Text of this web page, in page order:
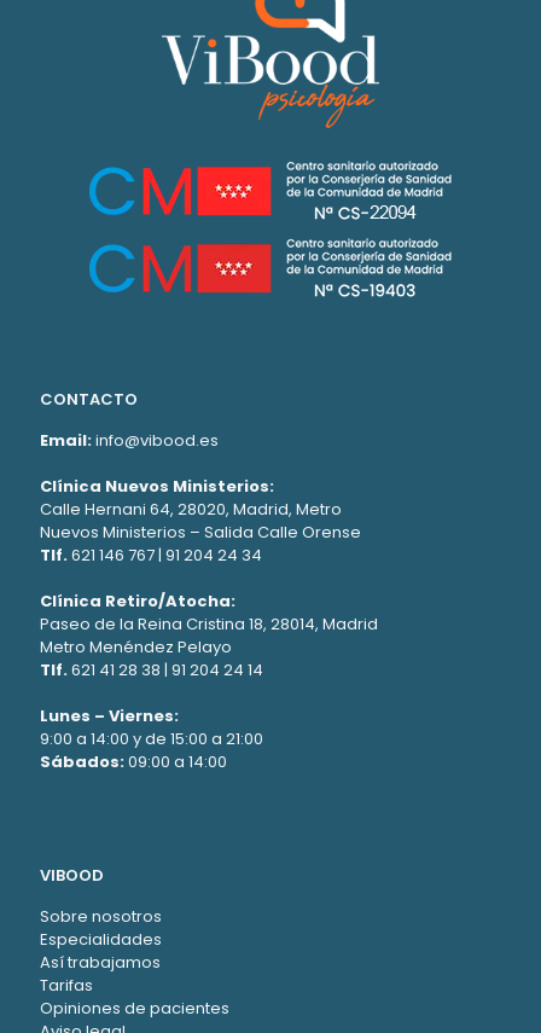
CONTACTO
Email:info@vibood.es
Clínica Nuevos Ministerios:
Calle Hernani 64, 28020, Madrid, Metro
Nuevos Ministerios – Salida Calle Orense
Tlf.621 146 767 | 91 204 24 34
Clínica Retiro/Atocha:
Paseo de la Reina Cristina 18, 28014, Madrid
Metro Menéndez Pelayo
Tlf.621 41 28 38 | 91 204 24 14
Lunes – Viernes:
9:00 a 14:00 y de 15:00 a 21:00
Sábados:09:00 a 14:00
VIBOOD
Sobre nosotros
Especialidades
Así trabajamos
Tarifas
Opiniones de pacientes